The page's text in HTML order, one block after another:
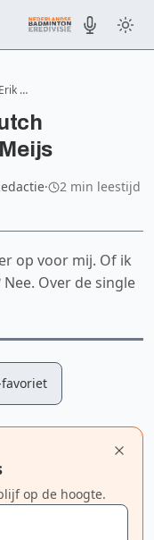
…
·
2 min leestijd
op voor mij. Of ik
Over de single
op de hoogte.